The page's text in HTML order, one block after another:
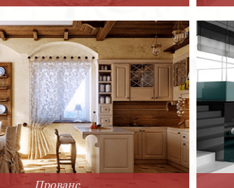
Прованс